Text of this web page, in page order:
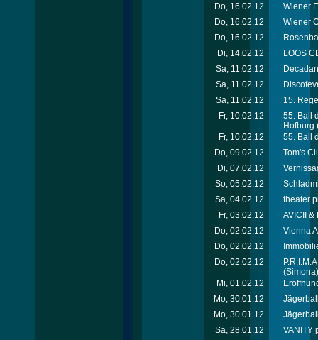
Do, 16.02.12
Wiener
Do, 16.02.12
Wiener
Do, 16.02.12
Di, 14.02.12
LOOS
Sa, 11.02.12
Sa, 11.02.12
Sa, 11.02.12
15.
Fr, 10.02.12
55. Ball
Hofburg
Fr, 10.02.12
55. Ball
Do, 09.02.12
Tom's
Di, 07.02.12
So, 05.02.12
Sa, 04.02.12
theater
Fr, 03.02.12
AVICII
Do, 02.02.12
Vienna
Do, 02.02.12
Do, 02.02.12
(Simona)
Mi, 01.02.12
Mo, 30.01.12
Mo, 30.01.12
Sa, 28.01.12
VANITY